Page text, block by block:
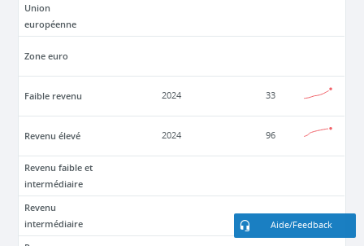
Union
européenne
Zone euro
Faible revenu 2024 33
Revenu élevé 2024 96
Revenu faible et
intermédiaire
Revenu
intermédiaire
Aide/Feedback